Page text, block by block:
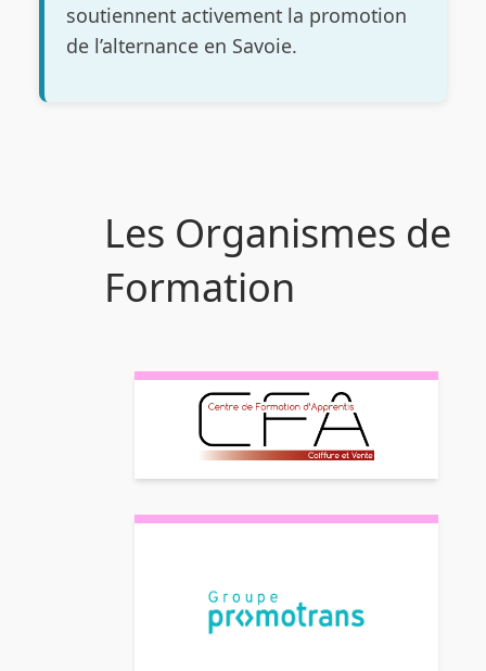
soutiennent activement la promotion
de l’alternance en Savoie.
Les Organismes de
Formation